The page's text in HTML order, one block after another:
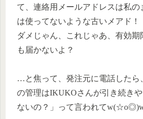
て、連絡用メールアドレスは私の
は使ってないような古いメアド！
ダメじゃん、これじゃあ、有効期
も届かないよ？
…と焦って、発注元に電話したら
の管理はIKUKOさんが引き続き
ないの？」って言われて